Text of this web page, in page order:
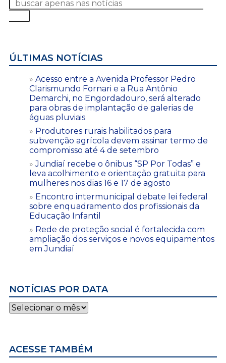
ÚLTIMAS NOTÍCIAS
Acesso entre a Avenida Professor Pedro
Clarismundo Fornari e a Rua Antônio
Demarchi, no Engordadouro, será alterado
para obras de implantação de galerias de
águas pluviais
Produtores rurais habilitados para
subvenção agrícola devem assinar termo de
compromisso até 4 de setembro
Jundiaí recebe o ônibus “SP Por Todas” e
leva acolhimento e orientação gratuita para
mulheres nos dias 16 e 17 de agosto
Encontro intermunicipal debate lei federal
sobre enquadramento dos profissionais da
Educação Infantil
Rede de proteção social é fortalecida com
ampliação dos serviços e novos equipamentos
em Jundiaí
NOTÍCIAS POR DATA
Notícias
por
ACESSE TAMBÉM